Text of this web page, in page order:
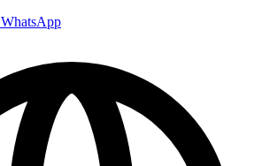
WhatsApp